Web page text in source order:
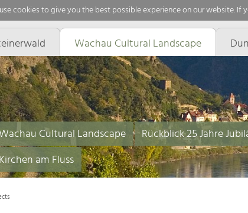
cookies to give you the best possible experience on our website.
Wachau Cultural Landscape
Cultural Landscape Rückblick 25 Jahre
Kirchen am Fluss